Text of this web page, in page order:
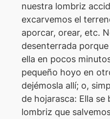
nuestra lombriz
excarvemos el
aporcar, orear, etc.
desenterrada
ella en pocos
pequeño hoyo en
dejémosla allí; o,
de hojarasca: Ella se
lombriz que